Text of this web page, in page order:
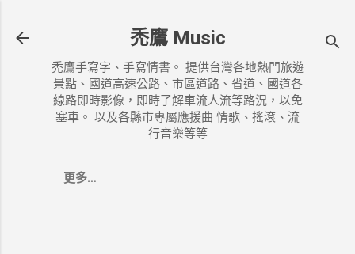
禿鷹 Music
禿鷹手寫字、手寫情書。 提供台灣各地熱門旅遊
景點、國道高速公路、市區道路、省道、國道各
線路即時影像，即時了解車流人流等路況，以免
塞車。 以及各縣市專屬應援曲 情歌、搖滾、流
行音樂等等
更多…